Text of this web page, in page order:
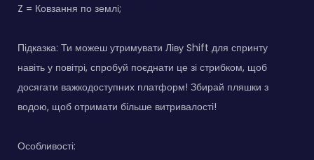
Z = Ковзання по землі;
Підказка: Ти можеш утримувати Ліву Shift для спринту
навіть у повітрі, спробуй поєднати це зі стрибком, щоб
досягати важкодоступних платформ! Збирай пляшки з
водою, щоб отримати більше витривалості!
Особливості: